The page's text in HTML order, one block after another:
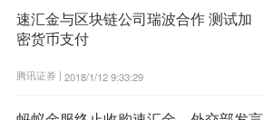
速汇金与区块链公司瑞波合作 测试加
密货币支付
腾讯证券 | 2018/1/12 9:33:29